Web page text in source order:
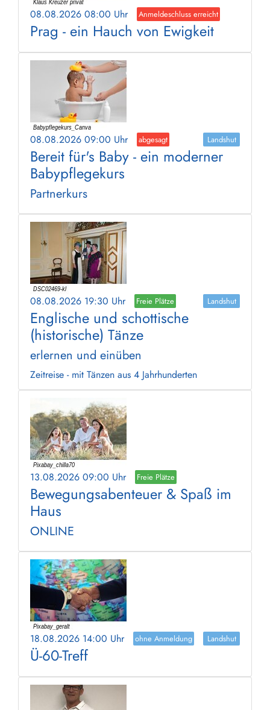
08.08.2026 08:00 Uhr Anmeldeschluss erreicht
Prag - ein Hauch von Ewigkeit
08.08.2026 09:00 Uhr abgesagt Landshut
Bereit für's Baby - ein moderner
Babypflegekurs
Partnerkurs
08.08.2026 19:30 Uhr Freie Plätze Landshut
Englische und schottische
(historische) Tänze
erlernen und einüben
Zeitreise - mit Tänzen aus 4 Jahrhunderten
13.08.2026 09:00 Uhr Freie Plätze
Bewegungsabenteuer & Spaß im
Haus
ONLINE
18.08.2026 14:00 Uhr ohne Anmeldung Landshut
Ü-60-Treff